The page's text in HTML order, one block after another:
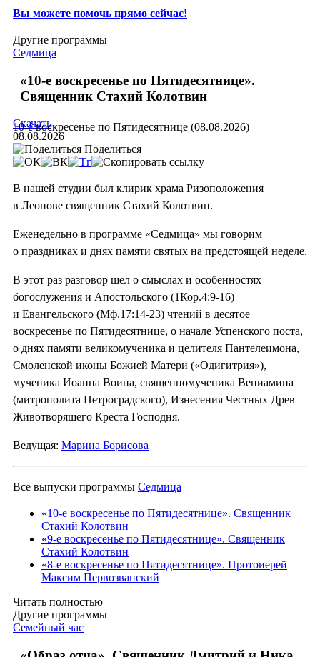
Вы можете помочь прямо сейчас!
Другие программы
Седмица
«10-е воскресенье по Пятидесятнице».
Священник Стахий Колотвин
10-е воскресенье по Пятидесятнице (08.08.2026)
Скачать
08.08.2026
Поделиться
В нашей студии был клирик храма Ризоположения
в Леонове священник Стахий Колотвин.
Еженедельно в программе «Седмица» мы говорим
о праздниках и днях памяти святых на предстоящей неделе.
В этот раз разговор шел о смыслах и особенностях
богослужения и Апостольского (1Кор.4:9-16)
и Евангельского (Мф.17:14-23) чтений в десятое
воскресенье по Пятидесятнице, о начале Успенского поста,
о днях памяти великомученика и целителя Пантелеимона,
Смоленской иконы Божией Матери («Одигитрия»),
мученика Иоанна Воина, священномученика Вениамина
(митрополита Петроградского), Изнесения Честных Древ
Животворящего Креста Господня.
Ведущая: Марина Борисова
Все выпуски программы Седмица
«10-е воскресенье по Пятидесятнице». Священник
Стахий Колотвин
«9-е воскресенье по Пятидесятнице». Священник
Стахий Колотвин
«8-е воскресенье по Пятидесятнице». Протоиерей
Максим Первозванский
Читать полностью
Другие программы
Семейный час